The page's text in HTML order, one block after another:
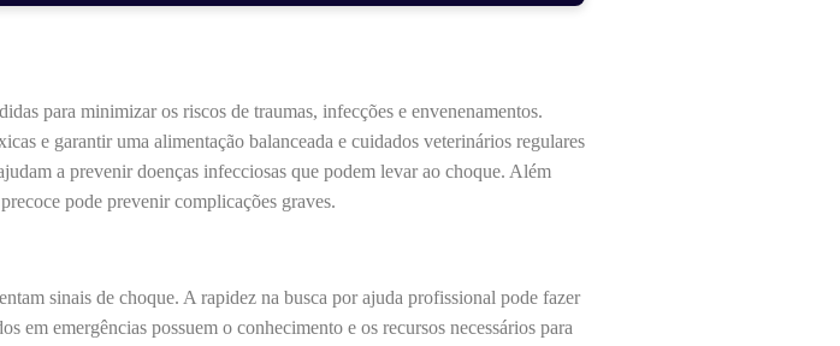
para minimizar os riscos de traumas, infecções e envenenamentos.
e garantir uma alimentação balanceada e cuidados veterinários regulares
a prevenir doenças infecciosas que podem levar ao choque. Além
pode prevenir complicações graves.
sinais de choque. A rapidez na busca por ajuda profissional pode fazer
em emergências possuem o conhecimento e os recursos necessários para